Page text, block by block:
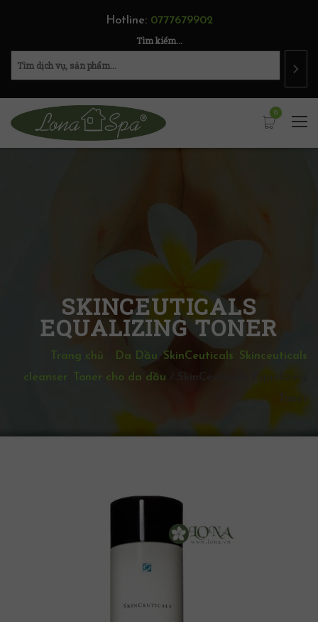
Hotline: 0777679902
Tìm kiếm...
0
SKINCEUTICALS
EQUALIZING TONER
Trang chủ Da Dầu SkinCeuticals
Skinceuticals
cleanser
Toner cho da dầu
SkinCeuticals Equalizing
Toner